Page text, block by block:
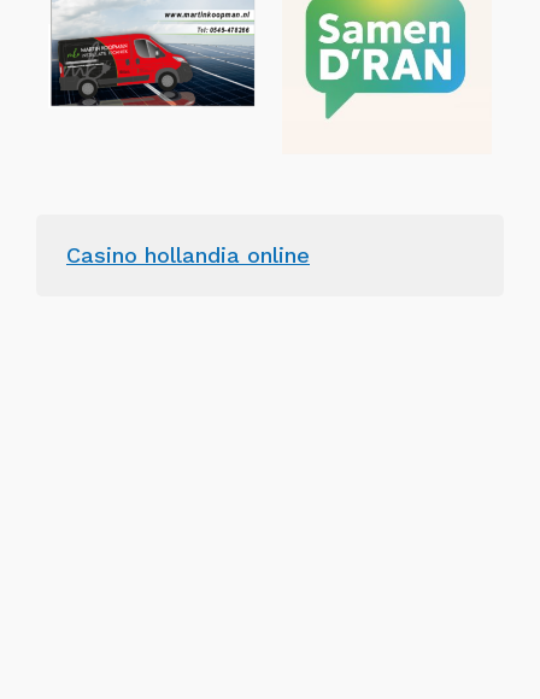
Casino hollandia online